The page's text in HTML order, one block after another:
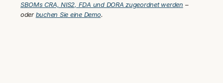
SBOMs CRA, NIS2, FDA und DORA zugeordnet werden –
oder buchen Sie eine Demo.